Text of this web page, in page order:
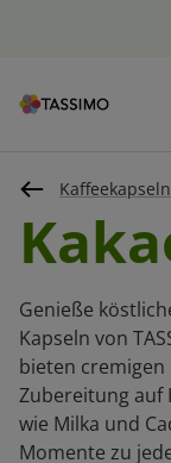
Kaffeekapseln
Genieße
Kapseln von
bieten cremigen
Zubereitung auf
wie Milka und
Momente zu